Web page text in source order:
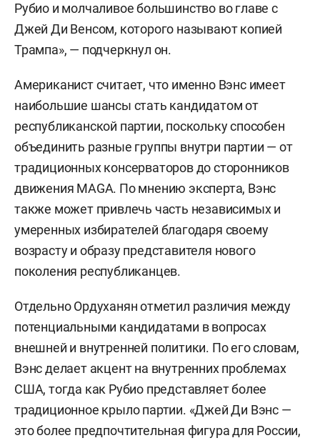
Рубио и молчаливое большинство во главе с
Джей Ди Венсом, которого называют копией
Трампа», — подчеркнул он.
Американист считает, что именно Вэнс имеет
наибольшие шансы стать кандидатом от
республиканской партии, поскольку способен
объединить разные группы внутри партии — от
традиционных консерваторов до сторонников
движения MAGA. По мнению эксперта, Вэнс
также может привлечь часть независимых и
умеренных избирателей благодаря своему
возрасту и образу представителя нового
поколения республиканцев.
Отдельно Ордуханян отметил различия между
потенциальными кандидатами в вопросах
внешней и внутренней политики. По его словам,
Вэнс делает акцент на внутренних проблемах
США, тогда как Рубио представляет более
традиционное крыло партии. «Джей Ди Вэнс —
это более предпочтительная фигура для России,